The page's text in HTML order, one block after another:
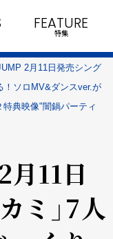
FEATURE
特集
2⽉11⽇発売シング
！ソロMV&ダンスver.が
典映像"闇鍋パーティ
11⽇
ミ」7⼈